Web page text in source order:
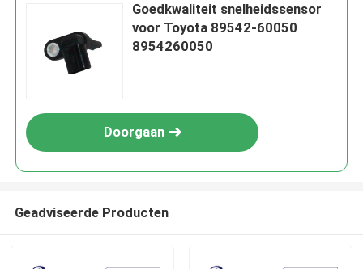
Goedkwaliteit snelheidssensor
voor Toyota 89542-60050
8954260050
Doorgaan
Geadviseerde Producten